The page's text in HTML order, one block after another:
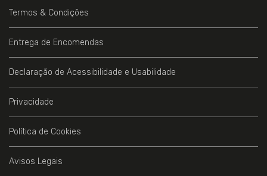
Termos & Condições
Entrega de Encomendas
Declaração de Acessibilidade e Usabilidade
Privacidade
Política de Cookies
Avisos Legais